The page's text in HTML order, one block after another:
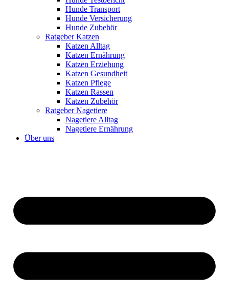
Hunde Transport
Hunde Versicherung
Hunde Zubehör
Ratgeber Katzen
Katzen Alltag
Katzen Ernährung
Katzen Erziehung
Katzen Gesundheit
Katzen Pflege
Katzen Rassen
Katzen Zubehör
Ratgeber Nagetiere
Nagetiere Alltag
Nagetiere Ernährung
Über uns